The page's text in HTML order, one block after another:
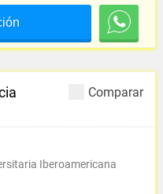
Comparar
Iberoamericana